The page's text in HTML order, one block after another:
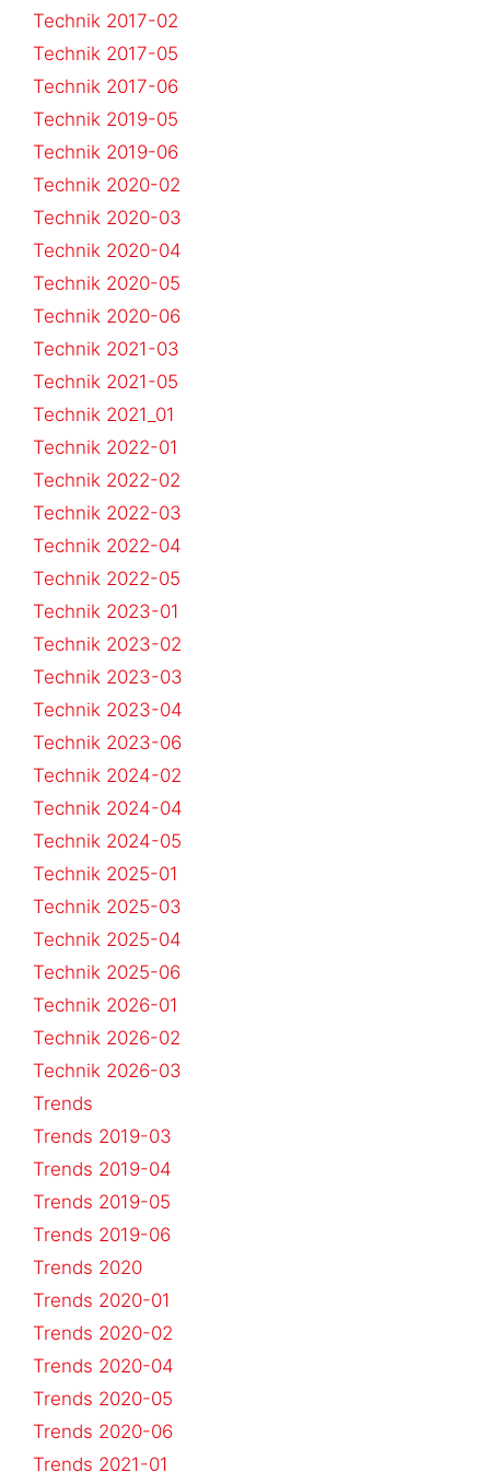
Technik 2017-02
Technik 2017-05
Technik 2017-06
Technik 2019-05
Technik 2019-06
Technik 2020-02
Technik 2020-03
Technik 2020-04
Technik 2020-05
Technik 2020-06
Technik 2021-03
Technik 2021-05
Technik 2021_01
Technik 2022-01
Technik 2022-02
Technik 2022-03
Technik 2022-04
Technik 2022-05
Technik 2023-01
Technik 2023-02
Technik 2023-03
Technik 2023-04
Technik 2023-06
Technik 2024-02
Technik 2024-04
Technik 2024-05
Technik 2025-01
Technik 2025-03
Technik 2025-04
Technik 2025-06
Technik 2026-01
Technik 2026-02
Technik 2026-03
Trends
Trends 2019-03
Trends 2019-04
Trends 2019-05
Trends 2019-06
Trends 2020
Trends 2020-01
Trends 2020-02
Trends 2020-04
Trends 2020-05
Trends 2020-06
Trends 2021-01